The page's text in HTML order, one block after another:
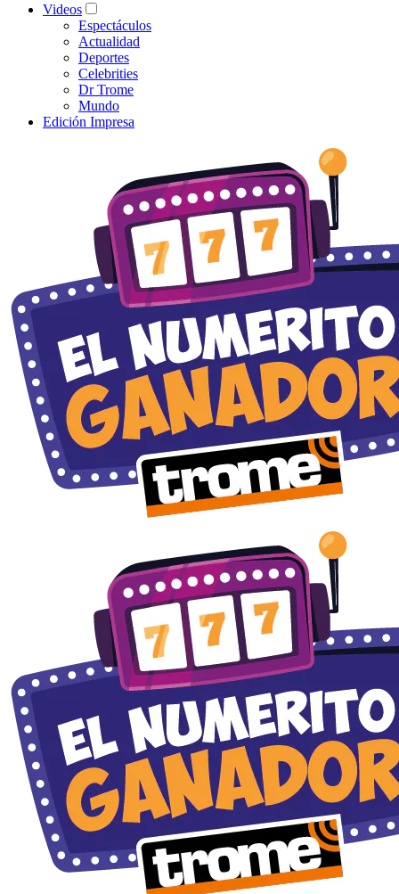
Videos
Espectáculos
Actualidad
Deportes
Celebrities
Dr Trome
Mundo
Edición Impresa